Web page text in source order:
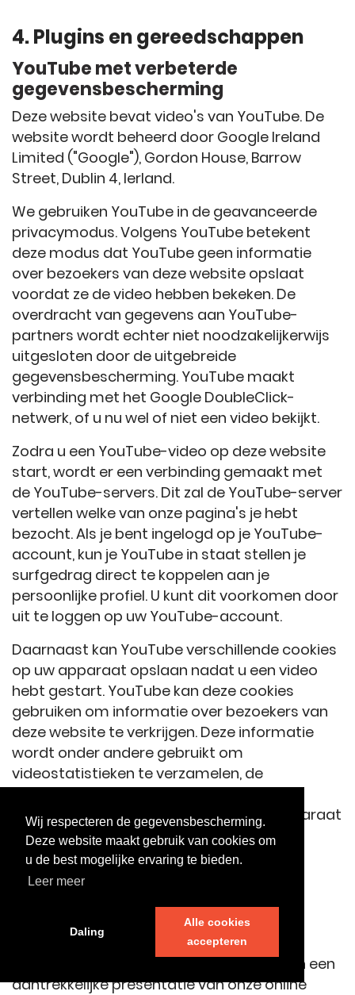
Wij respecteren de gegevensbescherming.
Deze website maakt gebruik van cookies om
u de best mogelijke ervaring te bieden.
Leer meer
Daling
Alle cookies
accepteren
4. Plugins en gereedschappen
YouTube met verbeterde
gegevensbescherming
Deze website bevat video's van YouTube. De
website wordt beheerd door Google Ireland
Limited ("Google"), Gordon House, Barrow
Street, Dublin 4, Ierland.
We gebruiken YouTube in de geavanceerde
privacymodus. Volgens YouTube betekent
deze modus dat YouTube geen informatie
over bezoekers van deze website opslaat
voordat ze de video hebben bekeken. De
overdracht van gegevens aan YouTube-
partners wordt echter niet noodzakelijkerwijs
uitgesloten door de uitgebreide
gegevensbescherming. YouTube maakt
verbinding met het Google DoubleClick-
netwerk, of u nu wel of niet een video bekijkt.
Zodra u een YouTube-video op deze website
start, wordt er een verbinding gemaakt met
de YouTube-servers. Dit zal de YouTube-server
vertellen welke van onze pagina's je hebt
bezocht. Als je bent ingelogd op je YouTube-
account, kun je YouTube in staat stellen je
surfgedrag direct te koppelen aan je
persoonlijke profiel. U kunt dit voorkomen door
uit te loggen op uw YouTube-account.
Daarnaast kan YouTube verschillende cookies
op uw apparaat opslaan nadat u een video
hebt gestart. YouTube kan deze cookies
gebruiken om informatie over bezoekers van
deze website te verkrijgen. Deze informatie
wordt onder andere gebruikt om
videostatistieken te verzamelen, de
bruikbaarheid te verbeteren en fraude te
voorkomen. De cookies blijven op uw apparaat
totdat u ze verwijdert.
Indien nodig kunnen na het begin van een
YouTube-video verdere
gegevensverwerkingen worden gestart
waarover wij geen controle hebben.
YouTube wordt gebruikt in het belang van een
aantrekkelijke presentatie van onze online